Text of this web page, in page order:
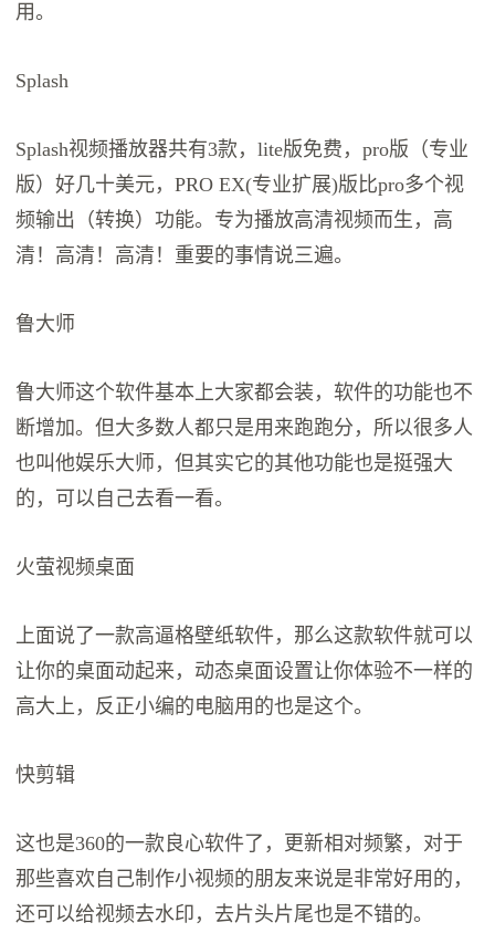
用。
Splash
Splash视频播放器共有3款，lite版免费，pro版（专业
版）好几十美元，PRO EX(专业扩展)版比pro多个视
频输出（转换）功能。专为播放高清视频而生，高
清！高清！高清！重要的事情说三遍。
鲁大师
鲁大师这个软件基本上大家都会装，软件的功能也不
断增加。但大多数人都只是用来跑跑分，所以很多人
也叫他娱乐大师，但其实它的其他功能也是挺强大
的，可以自己去看一看。
火萤视频桌面
上面说了一款高逼格壁纸软件，那么这款软件就可以
让你的桌面动起来，动态桌面设置让你体验不一样的
高大上，反正小编的电脑用的也是这个。
快剪辑
这也是360的一款良心软件了，更新相对频繁，对于
那些喜欢自己制作小视频的朋友来说是非常好用的，
还可以给视频去水印，去片头片尾也是不错的。